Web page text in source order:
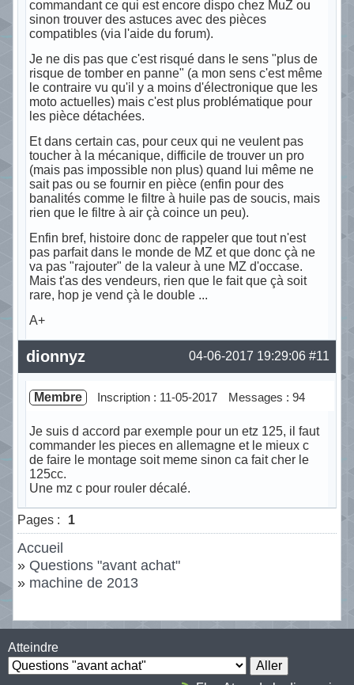
commandant ce qui est encore dispo chez MuZ ou
sinon trouver des astuces avec des pièces
compatibles (via l'aide du forum).
Je ne dis pas que c'est risqué dans le sens "plus de
risque de tomber en panne" (a mon sens c'est même
le contraire vu qu'il y a moins d'électronique que les
moto actuelles) mais c'est plus problématique pour
les pièce détachées.
Et dans certain cas, pour ceux qui ne veulent pas
toucher à la mécanique, difficile de trouver un pro
(mais pas impossible non plus) quand lui même ne
sait pas ou se fournir en pièce (enfin pour des
banalités comme le filtre à huile pas de soucis, mais
rien que le filtre à air çà coince un peu).
Enfin bref, histoire donc de rappeler que tout n'est
pas parfait dans le monde de MZ et que donc çà ne
va pas "rajouter" de la valeur à une MZ d'occase.
Mais t'as des vendeurs, rien que le fait que çà soit
rare, hop je vend çà le double ...
A+
Hors ligne #11
04-06-2017 19:29:06
dionnyz
Membre Inscription : 11-05-2017 Messages : 94
Je suis d accord par exemple pour un etz 125, il faut
commander les pieces en allemagne et le mieux c
de faire le montage soit meme sinon ca fait cher le
125cc.
Une mz c pour rouler décalé.
Hors ligne
Pages : 1
Accueil
» Questions "avant achat"
» machine de 2013
Atteindre